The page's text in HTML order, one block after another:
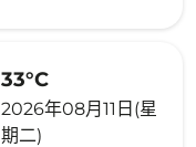
33°C
2026年08月11日(星
期二)